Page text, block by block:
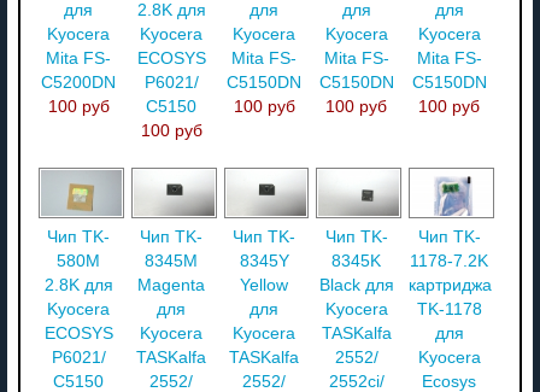
для
Kyocera
Mita FS-
C5200DN
100 руб
2.8K для
Kyocera
ECOSYS
P6021/
C5150
100 руб
для
Kyocera
Mita FS-
C5150DN
100 руб
для
Kyocera
Mita FS-
C5150DN
100 руб
для
Kyocera
Mita FS-
C5150DN
100 руб
Чип TK-
580M
2.8K для
Kyocera
ECOSYS
P6021/
C5150
Чип TK-
8345M
Magenta
для
Kyocera
TASKalfa
2552/
Чип TK-
8345Y
Yellow
для
Kyocera
TASKalfa
2552/
Чип TK-
8345K
Black для
Kyocera
TASKalfa
2552/
2552ci/
Чип TK-
1178-7.2K
картриджа
TK-1178
для
Kyocera
Ecosys